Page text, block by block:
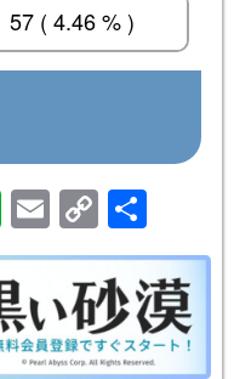
57 ( 4.46 % )
E
v
er
n
ot
E
m
ail
C
o
p
y
Li
有